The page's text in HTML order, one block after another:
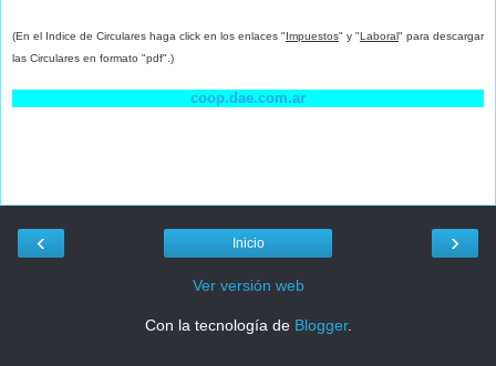
(En el Indice de Circulares haga click en los enlaces "Impuestos" y "Laboral" para descargar
las Circulares en formato "pdf".)
coop.dae.com.ar
‹ ›
Inicio
Ver versión web
Con la tecnología de Blogger.